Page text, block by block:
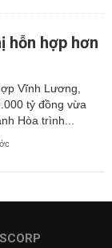
hỗn hợp hơn
Vĩnh Lương,
tỷ đồng vừa
Hòa trình...